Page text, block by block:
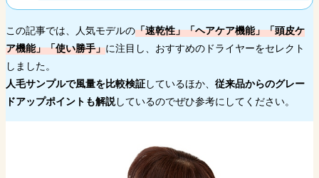
この記事では、人気モデルの「速乾性」「ヘアケア機能」「頭皮ケ
ア機能」「使い勝手」に注目し、おすすめのドライヤーをセレクト
しました。
人毛サンプルで風量を比較検証しているほか、 従来品からのグレー
ドアップポイントも解説しているのでぜひ参考にしてください。